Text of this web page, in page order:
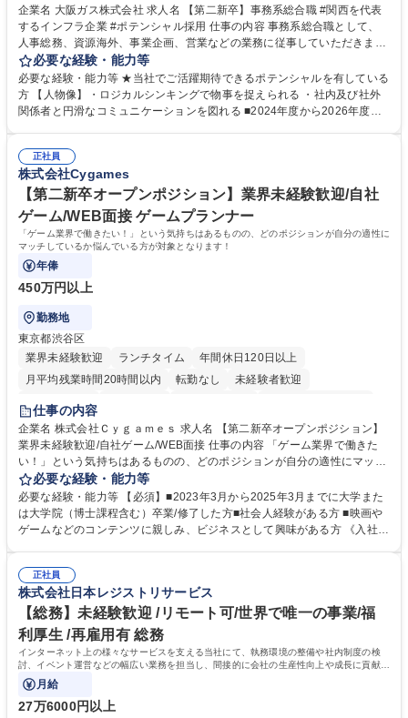
企業名 大阪ガス株式会社 求人名 【第二新卒】事務系総合職 #関西を代表
するインフラ企業 #ポテンシャル採用 仕事の内容 事務系総合職として、
人事総務、資源海外、事業企画、営業などの業務に従事していただきま
す。 【業務内容の一例】■所属事業部の勤労業務 ■海外に関係する各種業
務 ■営業部門の企画スタッフ、ルート営業 【キャリアパス】入社後の配属
ポジションで一定期間ご活躍頂いた後、本人の適性及び将来のキャリアを
鑑みてジョブローテーションを行います。 【育成】OJTでの現場育成や研
表するインフラ企業 #ポテンシャル採用
必要な経験・能力等
必要な経験・能力等 ★当社でご活躍期待できるポテンシャルを有している
方 【人物像】・ロジカルシンキングで物事を捉えられる ・社内及び社外
関係者と円滑なコミュニケーションを図れる ■2024年度から2026年度ま
72.html ■エネルギーセキュリティの不安定化や気候変動による自然災害の
甚大化など、これまで以上に社会課題解決の重要性が高まっています。
「未来の日常」の創造に向けて持続可能な社会の実現に貢献してまいりま
す。 学歴・資格 学歴：大学院 大学 語学力： 資格：
正社員
株式会社Cygames
【第二新卒オープンポジション】業界未経験歓迎/自社
ゲーム/WEB面接 ゲームプランナー
「ゲーム業界で働きたい！」という気持ちはあるものの、どのポジションが自分の適性に
マッチしているか悩んでいる方が対象となります！
年俸
450万円以上
勤務地
東京都渋谷区
業界未経験歓迎
ランチタイム
年間休日120日以上
月平均残業時間20時間以内
転勤なし
未経験者歓迎
住宅手当あり
交通費支給
土日祝休み 服装自由 昼食補助あり
第二新卒歓迎
食事補助あり
仕事の内容
企業名 株式会社Ｃｙｇａｍｅｓ 求人名 【第二新卒オープンポジション】
業界未経験歓迎/自社ゲーム/WEB面接 仕事の内容 「ゲーム業界で働きた
い！」という気持ちはあるものの、どのポジションが自分の適性にマッチ
しているか悩んでいる方が対象となります！ 総合職（プランナー/データ
アナリストなど）、技術職（開発エンジニ ア/インフラエンジニアな
ど）、デザイン職（デザイナー/イラストレ ーターなど）等から、面接で
ご希望と適正にマッチしたポジションをご案内いたします。ゲームやエン
のご応募をお待ちしております。 募集職種 【第二新卒オープンポジショ
ン】業界未経験歓迎/自社ゲーム/WEB面接
必要な経験・能力等
必要な経験・能力等 【必須】■2023年3月から2025年3月までに大学また
は大学院（博士課程含む）卒業/修了した方■社会人経験がある方 ■映画や
ゲームなどのコンテンツに親しみ、ビジネスとして興味がある方 《入社実
正社員
株式会社日本レジストリサービス
【総務】未経験歓迎 /リモート可/世界で唯一の事業/福
利厚生 /再雇用有 総務
インターネット上の様々なサービスを支える当社にて、執務環境の整備や社内制度の検
討、イベント運営などの幅広い業務を担当し、間接的に会社の生産性向上や成長に貢献し
ている部署です。
月給
27万6000円以上